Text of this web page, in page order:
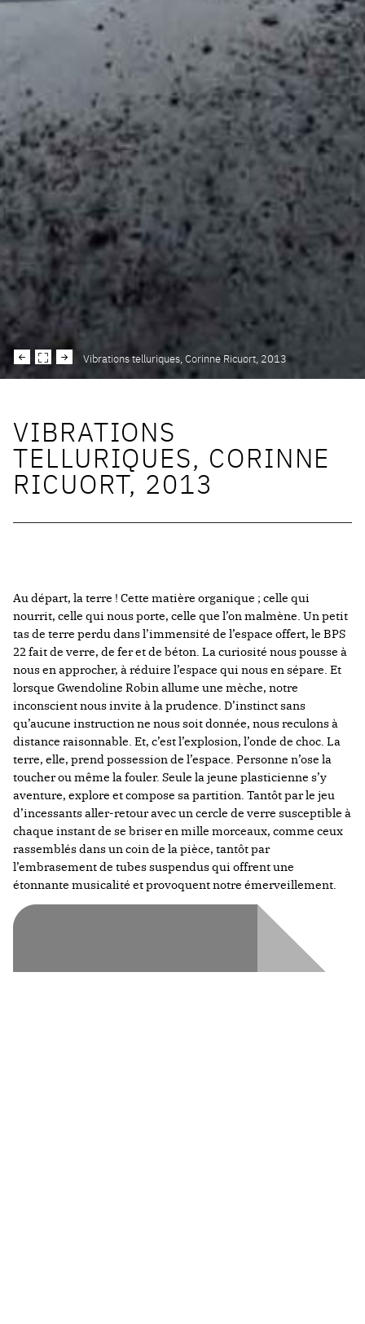
Vibrations telluriques, Corinne Ricuort, 2013
VIBRATIONS
TELLURIQUES, CORINNE
RICUORT, 2013
Au départ, la terre ! Cette matière organique ; celle qui
nourrit, celle qui nous porte, celle que l’on malmène. Un petit
tas de terre perdu dans l’immensité de l’espace offert, le BPS
22 fait de verre, de fer et de béton. La curiosité nous pousse à
nous en approcher, à réduire l’espace qui nous en sépare. Et
lorsque Gwendoline Robin allume une mèche, notre
inconscient nous invite à la prudence. D’instinct sans
qu’aucune instruction ne nous soit donnée, nous reculons à
distance raisonnable. Et, c’est l’explosion, l’onde de choc. La
terre, elle, prend possession de l’espace. Personne n’ose la
toucher ou même la fouler. Seule la jeune plasticienne s’y
aventure, explore et compose sa partition. Tantôt par le jeu
d’incessants aller-retour avec un cercle de verre susceptible à
chaque instant de se briser en mille morceaux, comme ceux
rassemblés dans un coin de la pièce, tantôt par
l’embrasement de tubes suspendus qui offrent une
étonnante musicalité et provoquent notre émerveillement.